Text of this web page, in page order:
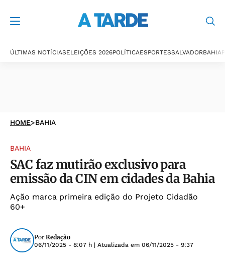
ÚLTIMAS NOTÍCIASELEIÇÕES 2026POLÍTICAESPORTESSALVADORBAHIA
HOME>BAHIA
BAHIA
SAC faz mutirão exclusivo para
emissão da CIN em cidades da Bahia
Ação marca primeira edição do Projeto Cidadão
60+
Por Redação
06/11/2025 - 8:07 h | Atualizada em 06/11/2025 - 9:37